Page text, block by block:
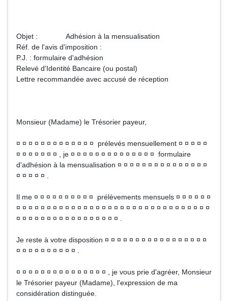
Objet : Adhésion à la mensualisation
Réf. de l'avis d'imposition :
P.J. : formulaire d'adhésion
Relevé d'Identité Bancaire (ou postal)
Lettre recommandée avec accusé de réception
Monsieur (Madame) le Trésorier payeur,
¤ ¤ ¤ ¤ ¤ ¤ ¤ ¤ ¤ ¤ ¤ ¤ ¤ prélevés mensuellement ¤ ¤ ¤ ¤ ¤
¤ ¤ ¤ ¤ ¤ ¤ ¤ , je ¤ ¤ ¤ ¤ ¤ ¤ ¤ ¤ ¤ ¤ ¤ ¤ ¤ ¤ formulaire
d'adhésion à la mensualisation ¤ ¤ ¤ ¤ ¤ ¤ ¤ ¤ ¤ ¤ ¤ ¤ ¤ ¤ ¤
¤ ¤ ¤ ¤ ¤ .
Il me ¤ ¤ ¤ ¤ ¤ ¤ ¤ ¤ ¤ ¤ prélèvements mensuels ¤ ¤ ¤ ¤ ¤ ¤
¤ ¤ ¤ ¤ ¤ ¤ ¤ ¤ ¤ ¤ ¤ ¤ ¤ ¤ ¤ ¤ ¤ ¤ ¤ ¤ ¤ ¤ ¤ ¤ ¤ ¤ ¤ ¤ ¤ ¤ ¤ ¤
¤ ¤ ¤ ¤ ¤ ¤ ¤ ¤ ¤ ¤ ¤ ¤ ¤ ¤ ¤ ¤ ¤ .
Je reste à votre disposition ¤ ¤ ¤ ¤ ¤ ¤ ¤ ¤ ¤ ¤ ¤ ¤ ¤ ¤ ¤ ¤ ¤
¤ ¤ ¤ ¤ ¤ ¤ ¤ ¤ ¤ ¤ .
¤ ¤ ¤ ¤ ¤ ¤ ¤ ¤ ¤ ¤ ¤ ¤ ¤ ¤ ¤ , je vous prie d'agréer, Monsieur
le Trésorier payeur (Madame), l'expression de ma
considération distinguée.